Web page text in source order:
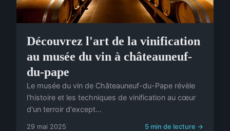
Découvrez l'art de la vinification
au musée du vin à châteauneuf-
du-pape
Le musée du vin de Châteauneuf-du-Pape révèle
l'histoire et les techniques de vinification au cœur
d'un terroir d'except...
29 mai 2025 5 min de lecture →